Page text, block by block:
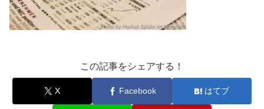
この記事をシェアする！
X Facebook はてブ